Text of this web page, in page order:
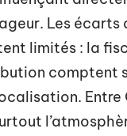
Les écarts
limités : la
comptent
Entre